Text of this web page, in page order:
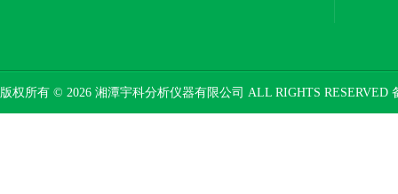
版权所有 © 2026 湘潭宇科分析仪器有限公司 ALL RIGHTS RESERVED